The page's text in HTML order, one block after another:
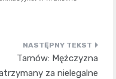
Tarnów: Mężczyzna
za nielegalne